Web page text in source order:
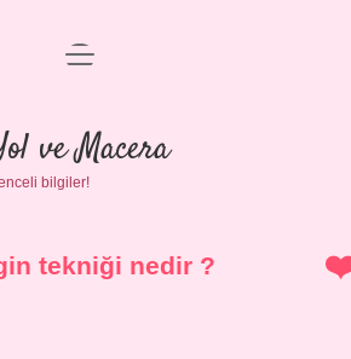
Anasayfa
Gizlilik Politikası
Yasal Uyarı
menüyü
ve Macera
bilgiler!
tekniği nedir ?